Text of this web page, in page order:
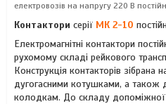
електровозів на напругу 220 В
Контактори серії МК 2-10
Електромагнітні контактори
рухомому складі рейкового
Конструкція контакторів
дугогасними котушками, а також
колодкам. До складу допоміжної